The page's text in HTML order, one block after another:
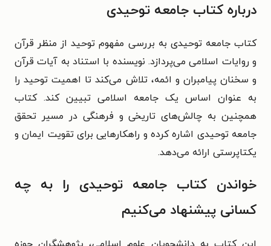
درباره کتاب جامعه توحیدی
کتاب جامعه توحیدی به بررسی مفهوم توحید از منظر قرآن
و روایات اسلامی می‌پردازد. نویسنده با استناد به آیات قرآن
و سخنان پیامبران و ائمه، تلاش می‌کند تا اهمیت توحید را
به عنوان اساس یک جامعه اسلامی تبیین کند. کتاب
همچنین به چالش‌های تاریخی و فرهنگی در مسیر تحقق
جامعه توحیدی اشاره کرده و راهکارهایی برای تقویت ایمان و
یکتاپرستی ارائه می‌دهد.
خواندن کتاب جامعه توحیدی را به چه
کسانی پیشنهاد می‌کنیم